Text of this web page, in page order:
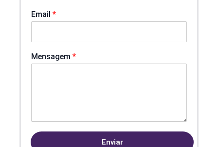
Email *
Mensagem *
Enviar